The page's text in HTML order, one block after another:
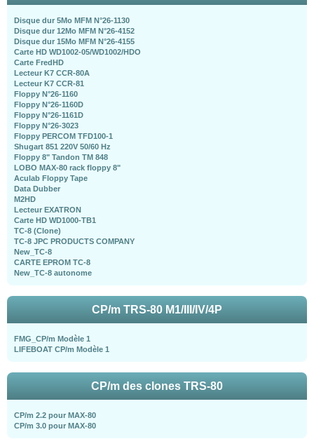
Disque dur 5Mo MFM N°26-1130
Disque dur 12Mo MFM N°26-4152
Disque dur 15Mo MFM N°26-4155
Carte HD WD1002-05/WD1002/HDO
Carte FredHD
Lecteur K7 CCR-80A
Lecteur K7 CCR-81
Floppy N°26-1160
Floppy N°26-1160D
Floppy N°26-1161D
Floppy N°26-3023
Floppy PERCOM TFD100-1
Shugart 851 220V 50/60 Hz
Floppy 8" Tandon TM 848
LOBO MAX-80 rack floppy 8"
Aculab Floppy Tape
Data Dubber
M2HD
Lecteur EXATRON
Carte HD WD1000-TB1
TC-8 (Clone)
TC-8 JPC PRODUCTS COMPANY
New_TC-8
CARTE EPROM TC-8
New_TC-8 autonome
CP/m TRS-80 M1/III/IV/4P
FMG_CP/m Modèle 1
LIFEBOAT CP/m Modèle 1
CP/m des clones TRS-80
CP/m 2.2 pour MAX-80
CP/m 3.0 pour MAX-80